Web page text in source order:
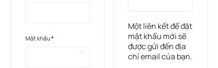
Mật khẩu*
Một liên kết để đặt
mật khẩu mới sẽ
được gửi đến địa
chỉ email của bạn.